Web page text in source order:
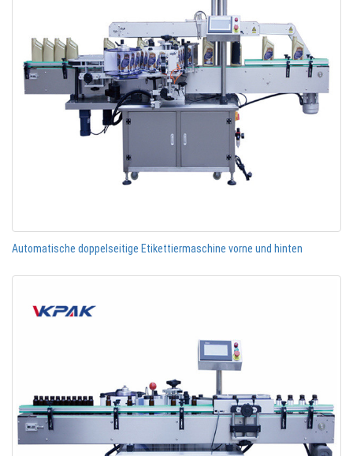
Automatische doppelseitige Etikettiermaschine vorne und hinten